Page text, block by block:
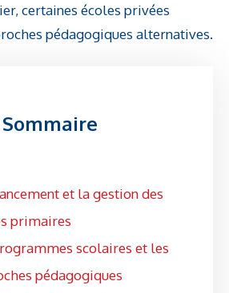
certaines écoles privées
pédagogiques alternatives.
Sommaire
et la gestion des
primaires
scolaires et les
pédagogiques